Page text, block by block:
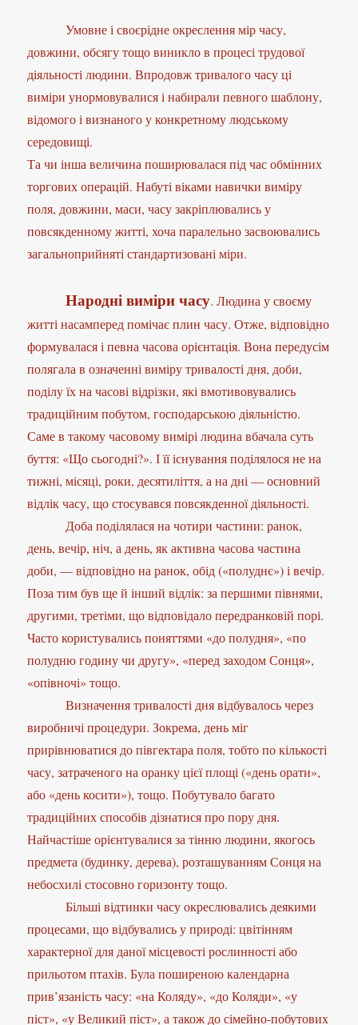
Умовне і своєрідне окреслення мір часу,
довжини, обсягу тощо виникло в процесі трудової
діяльності людини. Впродовж тривалого часу ці
виміри унормовувалися і набирали певного шаблону,
відомого і визнаного у конкретному людському
середовищі.
Та чи інша величина поширювалася під час обмінних
торгових операцій. Набуті віками навички виміру
поля, довжини, маси, часу закріплювались у
повсякденному житті, хоча паралельно засвоювались
загальноприйняті стандартизовані міри.
Народні виміри часу. Людина у своєму
житті насамперед помічає плин часу. Отже, відповідно
формувалася і певна часова орієнтація. Вона передусім
полягала в означенні виміру тривалості дня, доби,
поділу їх на часові відрізки, які вмотивовувались
традиційним побутом, господарською діяльністю.
Саме в такому часовому вимірі людина вбачала суть
буття: «Що сьогодні?». І її існування поділялося не на
тижні, місяці, роки, десятиліття, а на дні — основний
відлік часу, що стосувався повсякденної діяльності.
Доба поділялася на чотири частини: ранок,
день, вечір, ніч, а день, як активна часова частина
доби, — відповідно на ранок, обід («полуднє») і вечір.
Поза тим був ще й інший відлік: за першими півнями,
другими, третіми, що відповідало передранковій порі.
Часто користувались поняттями «до полудня», «по
полудню годину чи другу», «перед заходом Сонця»,
«опівночі» тощо.
Визначення тривалості дня відбувалось через
виробничі процедури. Зокрема, день міг
прирівнюватися до півгектара поля, тобто по кількості
часу, затраченого на оранку цієї площі («день орати»,
або «день косити»), тощо. Побутувало багато
традиційних способів дізнатися про пору дня.
Найчастіше орієнтувалися за тінню людини, якогось
предмета (будинку, дерева), розташуванням Сонця на
небосхилі стосовно горизонту тощо.
Більші відтинки часу окреслювались деякими
процесами, що відбувались у природі: цвітінням
характерної для даної місцевості рослинності або
прильотом птахів. Була поширеною календарна
прив’язаність часу: «на Коляду», «до Коляди», «у
піст», «у Великий піст», а також до сімейно-побутових